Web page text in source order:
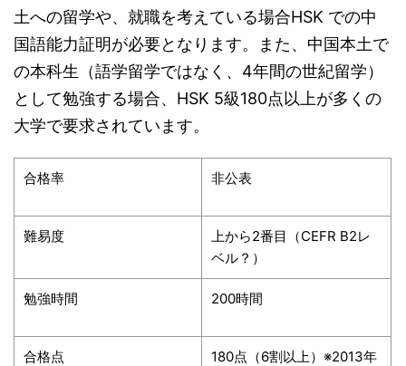
土への留学や、就職を考えている場合HSK での中
国語能力証明が必要となります。また、中国本土で
の本科生（語学留学ではなく、4年間の世紀留学）
として勉強する場合、HSK 5級180点以上が多くの
大学で要求されています。
合格率 非公表
難易度
上から2番目（CEFR B2レ
ベル？）
勉強時間 200時間
合格点
180点（6割以上）※2013年